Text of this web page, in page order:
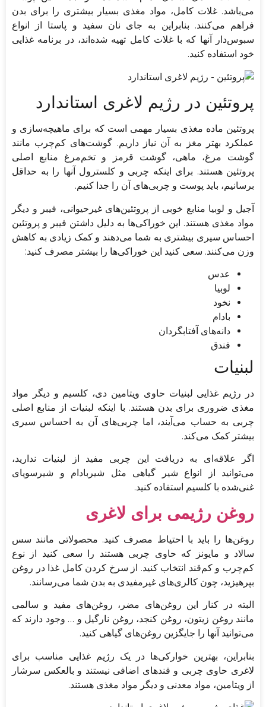
می‌باشد. غلات کامل، مواد مغذی بسیار بیشتری را برای بدن
فراهم می‌کنند. بنابراین به جای نان سفید و پاستا از انواع
سبوس‌دار آنها که با غلات کامل تهیه شده‌اند، در برنامه غذایی
خود استفاده کنید.
پروتئین در رژیم لاغری استاندارد
پروتئین ماده مغذی بسیار مهمی است که برای ماهیچه‌سازی و
عملکرد بهتر مغز به آن نیاز داریم. گوشت‌های کم‌چرب مانند
گوشت مرغ، ماهی، گوشت قرمز و تخم‌مرغ منابع اصلی
پروتئین هستند. برای اینکه چربی و کلسترول آنها را به حداقل
برسانیم، باید پوست و چربی‌های آن را جدا کنیم.
آجیل‌ و لوبیا منابع خوبی از پروتئین‌های غیرحیوانی، فیبر و دیگر
مواد مغذی هستند. این خوراکی‌ها به دلیل داشتن فیبر و پروتئین
احساس سیری بیشتری به شما می‌دهند و کمک زیادی به کاهش
وزن می‌کنند. سعی کنید این خوراکی‌ها را بیشتر مصرف کنید:
عدس
لوبیا
نخود
بادام
دانه‌های آفتابگردان
فندق
لبنیات
در رژیم غذایی لبنیات حاوی ویتامین دی، کلسیم و دیگر مواد
مغذی ضروری برای بدن هستند. با اینکه لبنیات از منابع اصلی
چربی به حساب می‌آیند، اما چربی‌های آن به احساس سیری
بیشتر کمک می‌کند.
اگر علاقه‌ای به دریافت این چربی مفید از لبنیات ندارید،
می‌توانید از انواع شیر گیاهی مثل شیر‌بادام و شیرسویای
غنی‌شده با کلسیم استفاده کنید.
روغن رژیمی برای لاغری
روغن‌ها را باید با احتیاط مصرف کنید. محصولاتی مانند سس
سالاد و مایونز که حاوی چربی هستند را سعی کنید از نوع
کم‌چرب و کم‌قند انتخاب کنید. از سرخ کردن کامل غذا در روغن
بپرهیزید، چون کالری‌های غیرمفیدی به بدن شما می‎‌رسانند.
البته در کنار این روغن‌های مضر، روغن‌های مفید و سالمی
مانند روغن زیتون، روغن کنجد، روغن نارگیل و … وجود دارند که
می‌توانید آنها را جایگزین روغن‌های گیاهی کنید.
بنابراین، بهترین خوارکی‌ها در یک رژیم غذایی مناسب برای
لاغری حاوی چربی و قندهای اضافی نیستند و بالعکس سرشار
از ویتامین، مواد معدنی و دیگر مواد مغذی هستند.